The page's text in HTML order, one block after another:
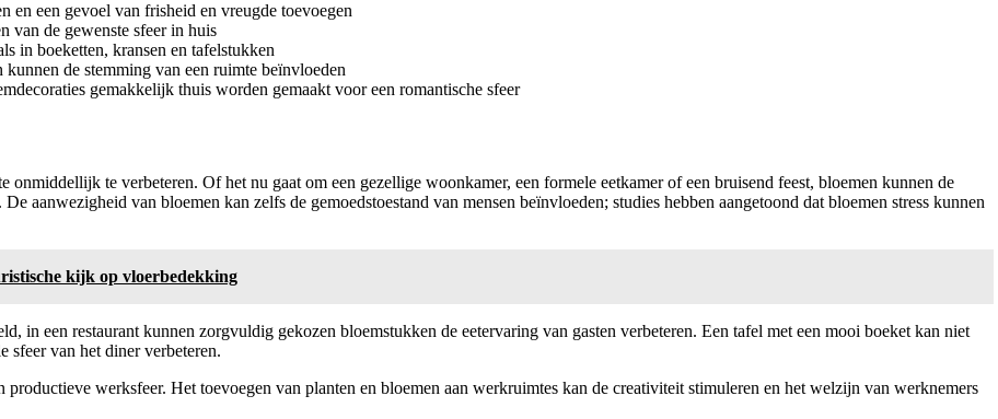
en een gevoel van frisheid en vreugde toevoegen
van de gewenste sfeer in huis
in boeketten, kransen en tafelstukken
de stemming van een ruimte beïnvloeden
gemakkelijk thuis worden gemaakt voor een romantische sfeer
onmiddellijk te verbeteren. Of het nu gaat om een gezellige woonkamer, een formele eetkamer of een bruisend feest, bloemen kunnen de
aanwezigheid van bloemen kan zelfs de gemoedstoestand van mensen beïnvloeden; studies hebben aangetoond dat bloemen stress kunnen
kijk op vloerbedekking
in een restaurant kunnen zorgvuldig gekozen bloemstukken de eetervaring van gasten verbeteren. Een tafel met een mooi boeket kan niet
sfeer van het diner verbeteren.
werksfeer. Het toevoegen van planten en bloemen aan werkruimtes kan de creativiteit stimuleren en het welzijn van werknemers